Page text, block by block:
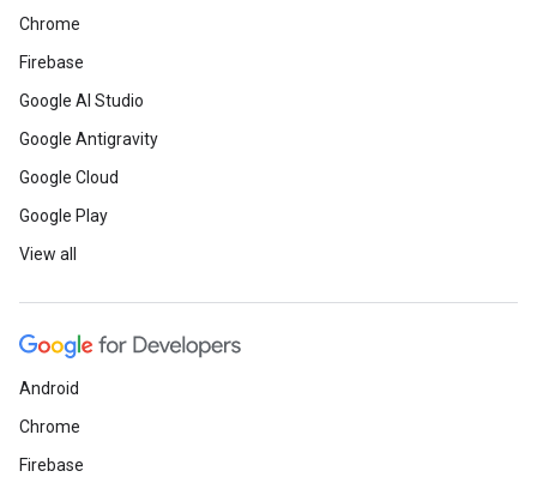
Chrome
Firebase
Google AI Studio
Google Antigravity
Google Cloud
Google Play
View all
Android
Chrome
Firebase